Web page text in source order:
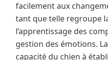
facilement aux
tant que telle regroupe
l’apprentissage des
gestion des émotions.
capacité du chien à